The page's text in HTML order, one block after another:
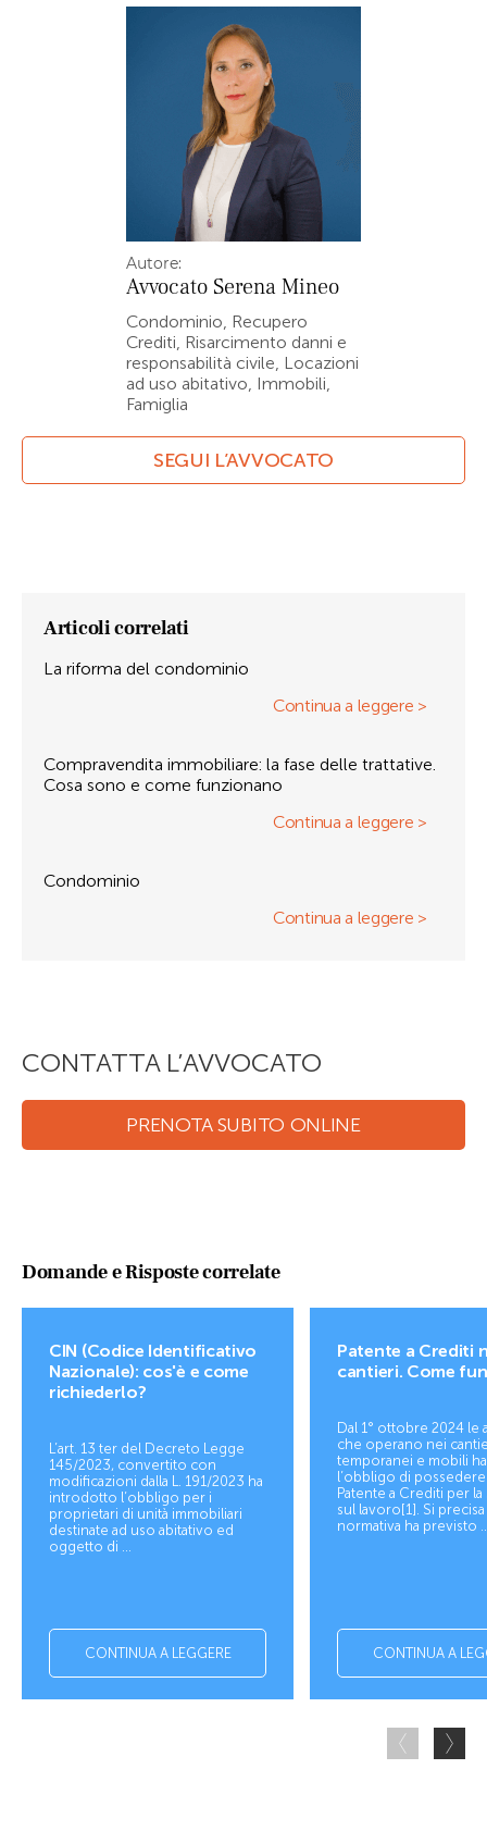
Autore:
Avvocato Serena Mineo
Condominio, Recupero
Crediti, Risarcimento danni e
responsabilità civile, Locazioni
ad uso abitativo, Immobili,
Famiglia
SEGUI L’AVVOCATO
Articoli correlati
La riforma del condominio
Continua a leggere >
Compravendita immobiliare: la fase delle trattative.
Cosa sono e come funzionano
Continua a leggere >
Condominio
Continua a leggere >
CONTATTA L’AVVOCATO
PRENOTA SUBITO ONLINE
Domande e Risposte correlate
CIN (Codice Identificativo
Nazionale): cos'è e come
richiederlo?
L’art. 13 ter del Decreto Legge
145/2023, convertito con
modificazioni dalla L. 191/2023 ha
introdotto l’obbligo per i
proprietari di unità immobiliari
destinate ad uso abitativo ed
oggetto di ...
CONTINUA A LEGGERE
Patente a Crediti
cantieri. Come
Dal 1° ottobre 2024 le
che operano nei
temporanei e mobili
l’obbligo di
Patente a Crediti per
sul lavoro[1]. Si
normativa ha previsto
CONTINUA A